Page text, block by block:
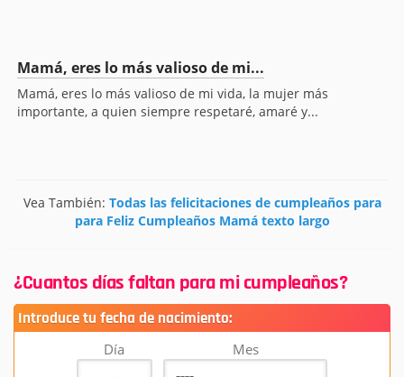
Mamá, eres lo más valioso de mi...
Mamá, eres lo más valioso de mi vida, la mujer más
importante, a quien siempre respetaré, amaré y...
Vea También: Todas las felicitaciones de cumpleaños para
para Feliz Cumpleaños Mamá texto largo
¿Cuantos días faltan para mi cumpleaños?
Introduce tu fecha de nacimiento:
Día Mes